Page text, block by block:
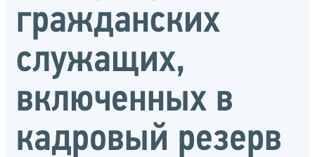
гражданских
служащих,
включенных в
кадровый резерв